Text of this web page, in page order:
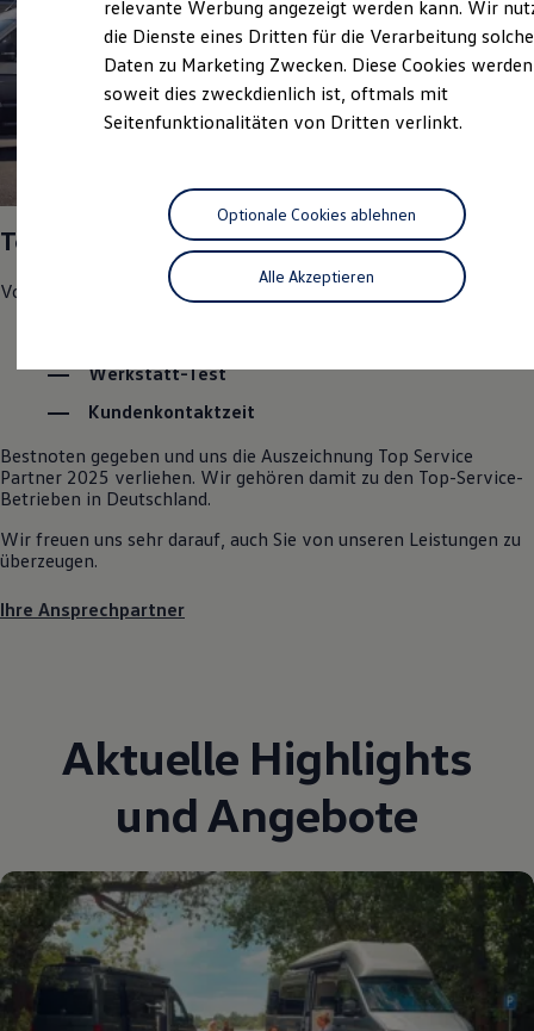
myVolkswagen Business
Elektrisch & Autonom
Elektro - & Hybridfahrzeuge
Klimafreundlicher Strom
Ladezeitensimulator
Ladelösungen für Privatkunden
Ladelösungen für Gewerbekunden
Wallbox und Ladekabel
Bidirektionales Laden
Förderung & Kosten der Elektrofahrzeuge
Kostensimulator
Autonomes Fahren
Mehr zum ID. Buzz
California Welt
California Club
California Magazin & Ratgeber
Ratgeber
California App
California Lifestyle & Zubehör
Karriere im Autohaus
Nachhaltigkeit
Kunden
Gesellschaft
Natur
Rückblick VW Bus Festival 2023
75 Jahre Bulli Jubiläum
Bulli Magazin
Fahrzeugabholung ab Werk
Uptime
Top Service Partner 2025
Volkswagen Nutzfahrzeuge
hat uns in den Bereichen
Werkstatt-Test
Kundenkontaktzeit
Bestnoten gegeben und uns die Auszeichnung Top Service
Partner 2025 verliehen. Wir gehören damit zu den Top-Service-
Betrieben in Deutschland.
Wir freuen uns sehr darauf, auch Sie von unseren Leistungen zu
überzeugen.
Ihre Ansprechpartner
Aktuelle Highlights
und Angebote
relevante Werbung angezeigt werden kann. Wir
die Dienste eines Dritten für die Verarbeitung
Daten zu Marketing Zwecken. Diese Cookies
soweit dies zweckdienlich ist, oftmals mit
Seitenfunktionalitäten von Dritten verlinkt.
Alle Akzeptieren
Optionale Cookies ablehnen